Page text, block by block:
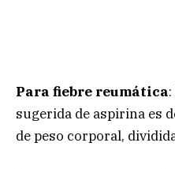
Para fiebre reumática
sugerida de aspirina es
de peso corporal,